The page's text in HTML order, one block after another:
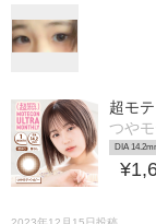
超モ
つや
DIA